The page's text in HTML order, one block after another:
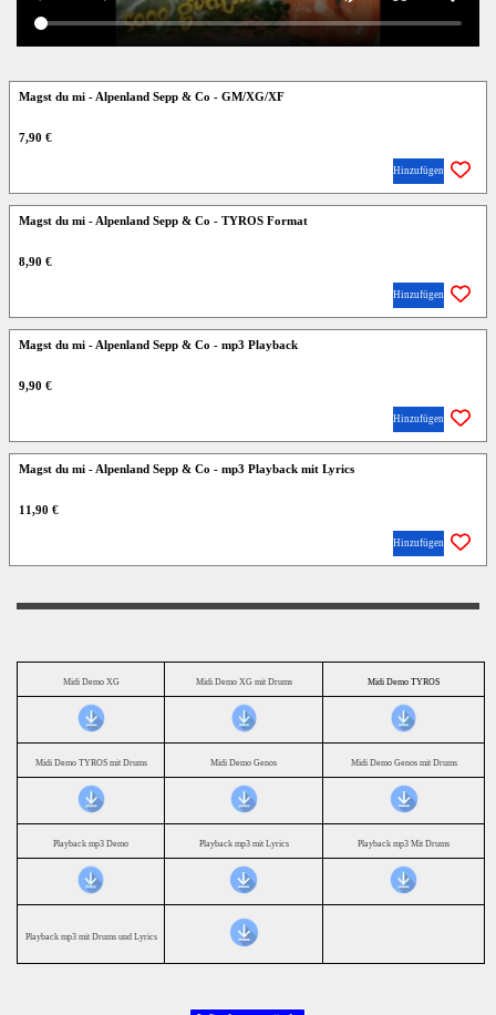
Magst du mi - Alpenland Sepp & Co - GM/XG/XF
7,90 €
Hinzufügen
Magst du mi - Alpenland Sepp & Co - TYROS Format
8,90 €
Hinzufügen
Magst du mi - Alpenland Sepp & Co - mp3 Playback
9,90 €
Hinzufügen
Magst du mi - Alpenland Sepp & Co - mp3 Playback mit Lyrics
11,90 €
Hinzufügen
Midi Demo XG Midi Demo XG mit Drums Midi Demo TYROS
Midi Demo TYROS mit Drums Midi Demo Genos Midi Demo Genos mit Drums
Playback mp3 Demo Playback mp3 mit Lyrics Playback mp3 Mit Drums
Playback mp3 mit Drums und Lyrics